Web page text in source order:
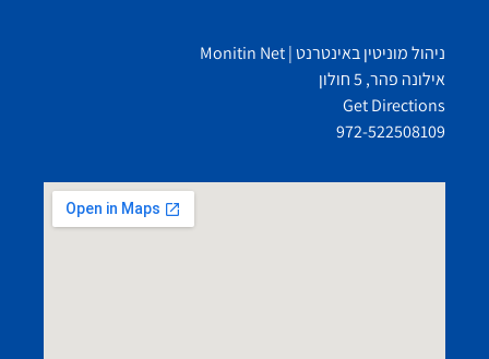
ניהול מוניטין באינטרנט | Monitin Net
אילונה פהר, 5 חולון
Get Directions
972-522508109